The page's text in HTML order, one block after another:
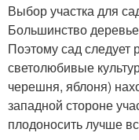
Выбор участка для
Большинство
Поэтому сад следует
светолюбивые
черешня, яблоня)
западной стороне
плодоносить лучше